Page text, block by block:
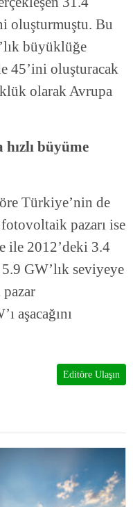
oluşturmuştu. Bu
büyüklüğe
45’ini oluşturacak
olarak Avrupa
büyüme
Türkiye’nin de
pazarı ise
ile 2012’deki 3.4
GW’lık seviyeye
aşacağını
Editöre Ulaşın